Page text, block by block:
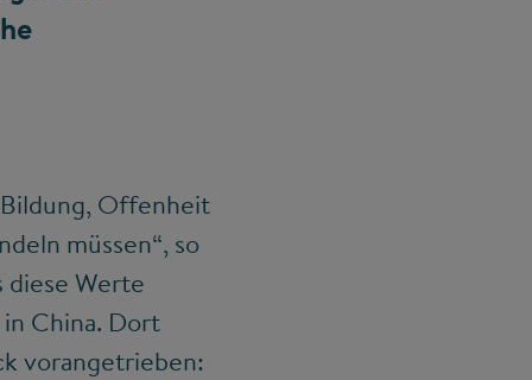
Offenheit
müssen“, so
diese Werte
China. Dort
vorangetrieben: